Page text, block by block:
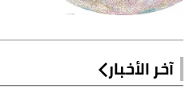
آخر الأخبار